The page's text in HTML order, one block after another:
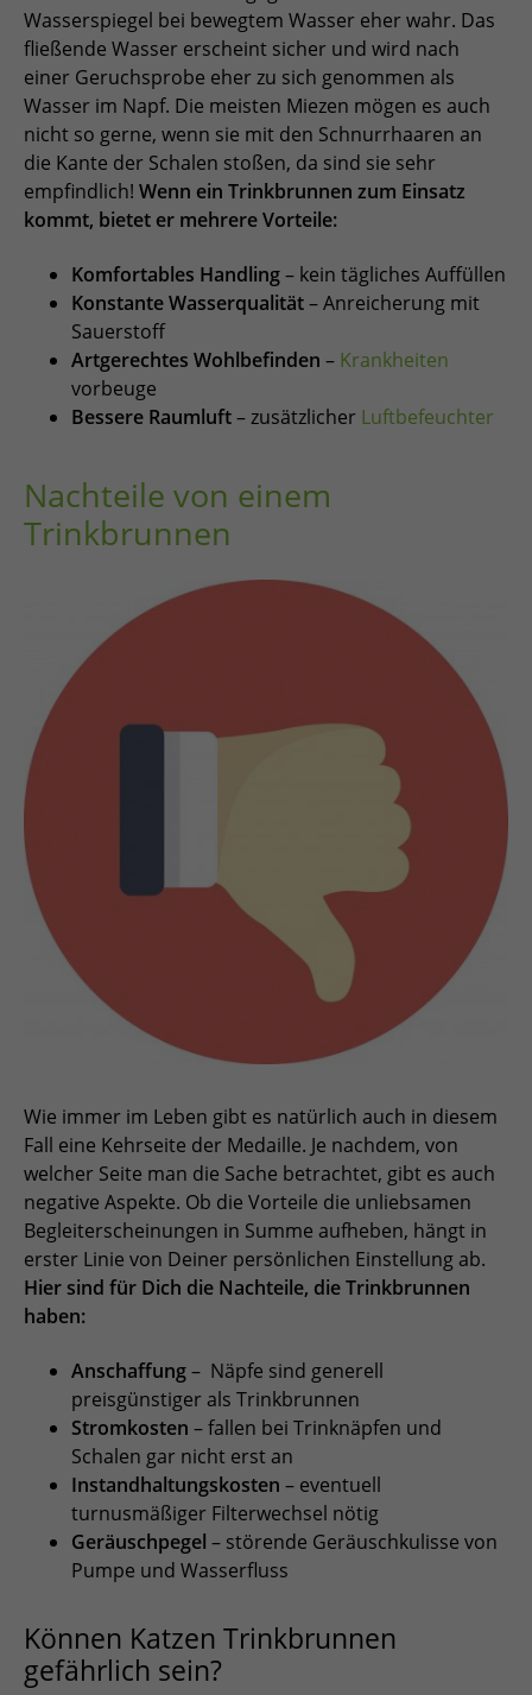
Wasserspiegel bei bewegtem Wasser eher wahr. Das
fließende Wasser erscheint sicher und wird nach
einer Geruchsprobe eher zu sich genommen als
Wasser im Napf. Die meisten Miezen mögen es auch
nicht so gerne, wenn sie mit den Schnurrhaaren an
die Kante der Schalen stoßen, da sind sie sehr
empfindlich! Wenn ein Trinkbrunnen zum Einsatz
kommt, bietet er mehrere Vorteile:
Komfortables Handling– kein tägliches Auffüllen
Konstante Wasserqualität– Anreicherung mit
Sauerstoff
Artgerechtes Wohlbefinden – Krankheiten
vorbeuge
Bessere Raumluft– zusätzlicher Luftbefeuchter
Nachteile von einem
Trinkbrunnen
Wie immer im Leben gibt es natürlich auch in diesem
Fall eine Kehrseite der Medaille. Je nachdem, von
welcher Seite man die Sache betrachtet, gibt es auch
negative Aspekte. Ob die Vorteile die unliebsamen
Begleiterscheinungen in Summe aufheben, hängt in
erster Linie von Deiner persönlichen Einstellung ab.
Hier sind für Dich die Nachteile, die Trinkbrunnen
haben:
Anschaffung– Näpfe sind generell
preisgünstiger als Trinkbrunnen
Stromkosten – fallen bei Trinknäpfen und
Schalen gar nicht erst an
Instandhaltungskosten – eventuell
turnusmäßiger Filterwechsel nötig
Geräuschpegel – störende Geräuschkulisse von
Pumpe und Wasserfluss
Können Katzen Trinkbrunnen
gefährlich sein?